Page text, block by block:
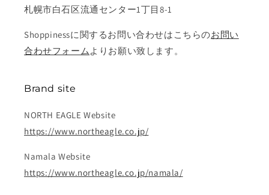
札幌市白石区流通センター1丁目8-1
Shoppinessに関するお問い合わせはこちらのお問い
合わせフォームよりお願い致します。
Brand site
NORTH EAGLE Website
https://www.northeagle.co.jp/
Namala Website
https://www.northeagle.co.jp/namala/